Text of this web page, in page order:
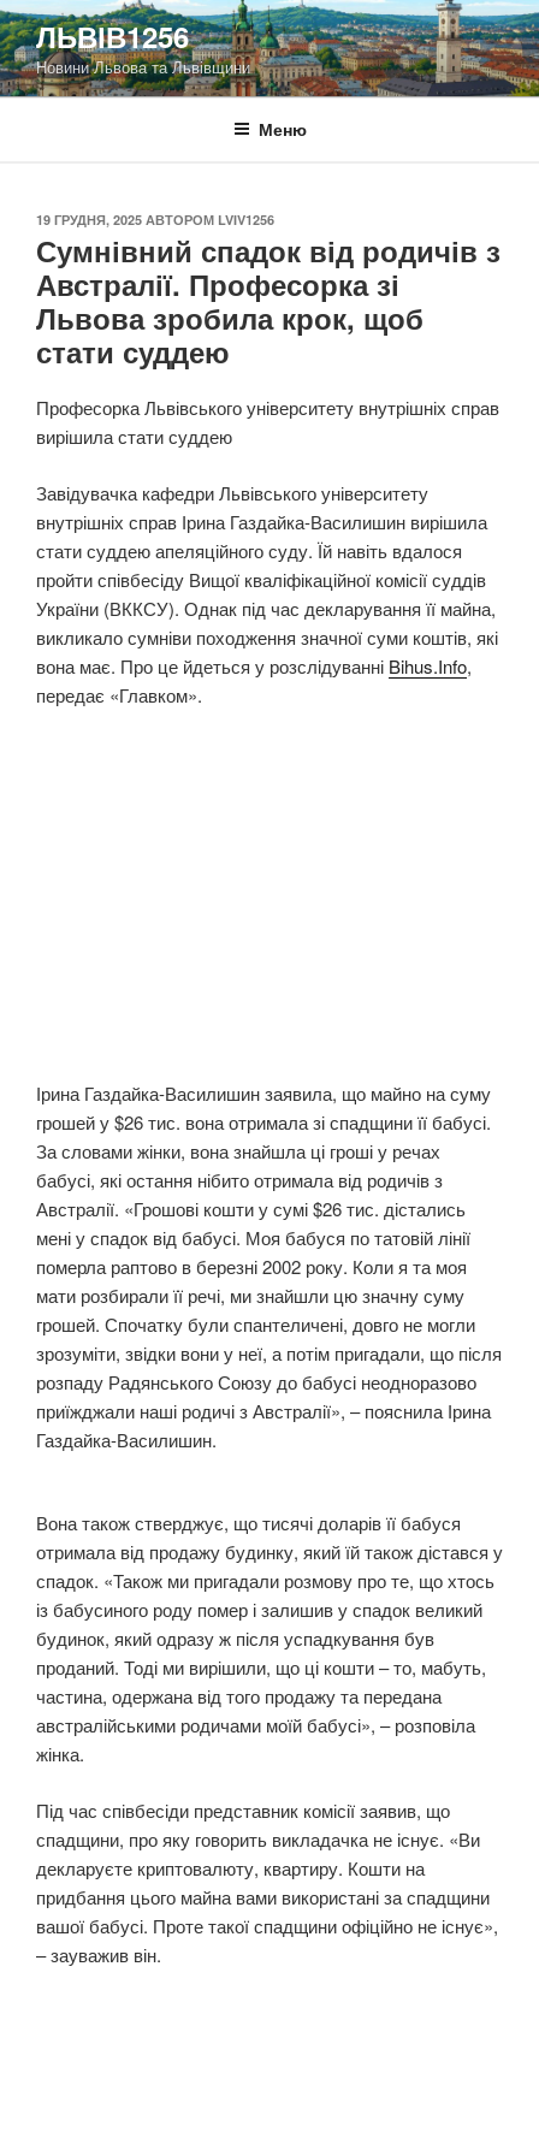
Перейти
до
вмісту
ЛЬВІВ1256
Новини Львова та Львівщини
Меню
ОПУБЛІКОВАНО
19 ГРУДНЯ, 2025 АВТОРОМ LVIV1256
Сумнівний спадок від родичів з
Австралії. Професорка зі
Львова зробила крок, щоб
стати суддею
Професорка Львівського університету внутрішніх справ
вирішила стати суддею
Завідувачка кафедри Львівського університету
внутрішніх справ Ірина Газдайка-Василишин вирішила
стати суддею апеляційного суду. Їй навіть вдалося
пройти співбесіду Вищої кваліфікаційної комісії суддів
України (ВККСУ). Однак під час декларування її майна,
викликало сумніви походження значної суми коштів, які
вона має. Про це йдеться у розслідуванні Bihus.Info,
передає «Главком».
Ірина Газдайка-Василишин заявила, що майно на суму
грошей у $26 тис. вона отримала зі спадщини її бабусі.
За словами жінки, вона знайшла ці гроші у речах
бабусі, які остання нібито отримала від родичів з
Австралії. «Грошові кошти у сумі $26 тис. дістались
мені у спадок від бабусі. Моя бабуся по татовій лінії
померла раптово в березні 2002 року. Коли я та моя
мати розбирали її речі, ми знайшли цю значну суму
грошей. Спочатку були спантеличені, довго не могли
зрозуміти, звідки вони у неї, а потім пригадали, що після
розпаду Радянського Союзу до бабусі неодноразово
приїжджали наші родичі з Австралії», – пояснила Ірина
Газдайка-Василишин.
Вона також стверджує, що тисячі доларів її бабуся
отримала від продажу будинку, який їй також дістався у
спадок. «Також ми пригадали розмову про те, що хтось
із бабусиного роду помер і залишив у спадок великий
будинок, який одразу ж після успадкування був
проданий. Тоді ми вирішили, що ці кошти – то, мабуть,
частина, одержана від того продажу та передана
австралійськими родичами моїй бабусі», – розповіла
жінка.
Під час співбесіди представник комісії заявив, що
спадщини, про яку говорить викладачка не існує. «Ви
декларуєте криптовалюту, квартиру. Кошти на
придбання цього майна вами використані за спадщини
вашої бабусі. Проте такої спадщини офіційно не існує»,
– зауважив він.